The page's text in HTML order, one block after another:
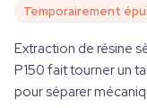
Temporairement
Extraction de résine
P150 fait tourner un
pour séparer